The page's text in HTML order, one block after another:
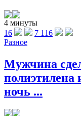
4 минуты
16
7 116
Разное
Мужчина
полиэтилена
ночь ...